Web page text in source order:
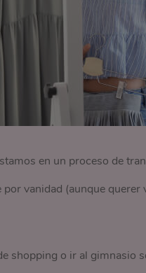
en un proceso de
por vanidad (aunque
shopping o ir al gimnasio